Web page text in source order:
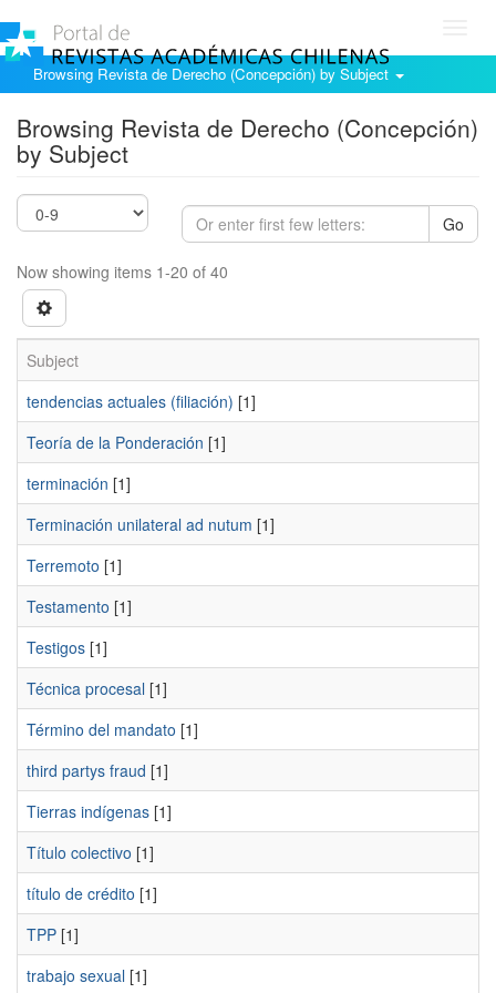
Browsing Revista de Derecho (Concepción) by Subject
Browsing Revista de Derecho (Concepción)
by Subject
Go
Now showing items 1-20 of 40
Subject
tendencias actuales (filiación) [1]
Teoría de la Ponderación [1]
terminación [1]
Terminación unilateral ad nutum [1]
Terremoto [1]
Testamento [1]
Testigos [1]
Técnica procesal [1]
Término del mandato [1]
third partys fraud [1]
Tierras indígenas [1]
Título colectivo [1]
título de crédito [1]
TPP [1]
trabajo sexual [1]